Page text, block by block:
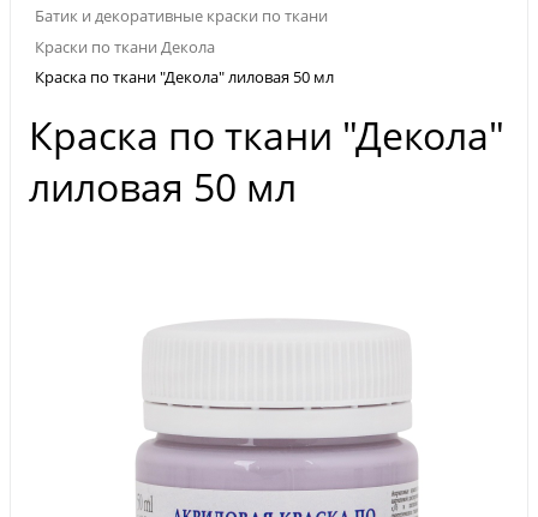
Батик и декоративные краски по ткани
Краски по ткани Декола
Краска по ткани "Декола" лиловая 50 мл
Краска по ткани "Декола"
лиловая 50 мл